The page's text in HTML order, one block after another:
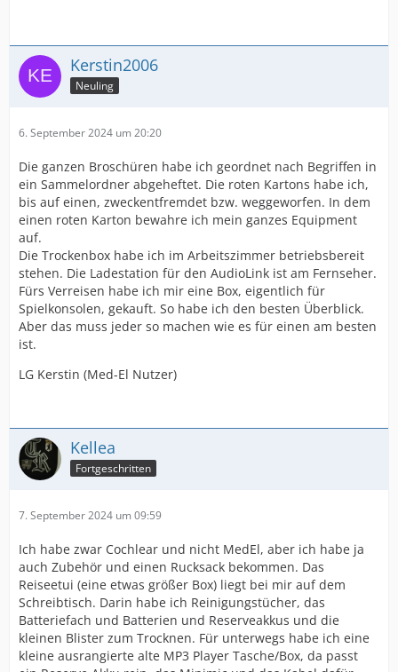
Kerstin2006
Neuling
6. September 2024 um 20:20
Die ganzen Broschüren habe ich geordnet nach Begriffen in
ein Sammelordner abgeheftet. Die roten Kartons habe ich,
bis auf einen, zweckentfremdet bzw. weggeworfen. In dem
einen roten Karton bewahre ich mein ganzes Equipment
auf.
Die Trockenbox habe ich im Arbeitszimmer betriebsbereit
stehen. Die Ladestation für den AudioLink ist am Fernseher.
Fürs Verreisen habe ich mir eine Box, eigentlich für
Spielkonsolen, gekauft. So habe ich den besten Überblick.
Aber das muss jeder so machen wie es für einen am besten
ist.
LG Kerstin (Med-El Nutzer)
Kellea
Fortgeschritten
7. September 2024 um 09:59
Ich habe zwar Cochlear und nicht MedEl, aber ich habe ja
auch Zubehör und einen Rucksack bekommen. Das
Reiseetui (eine etwas größer Box) liegt bei mir auf dem
Schreibtisch. Darin habe ich Reinigungstücher, das
Batteriefach und Batterien und Reserveakkus und die
kleinen Blister zum Trocknen. Für unterwegs habe ich eine
kleine ausrangierte alte MP3 Player Tasche/Box, da passt